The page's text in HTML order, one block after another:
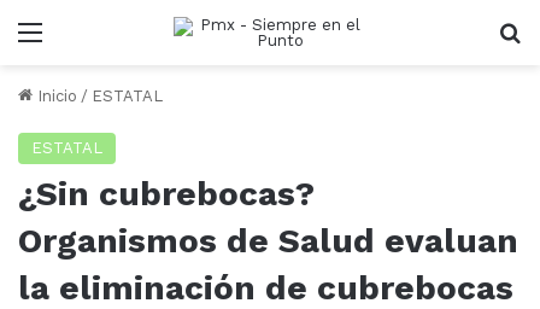
Menu
Inicio / ESTATAL
ESTATAL
¿Sin cubrebocas?
Organismos de Salud evaluan
la eliminación de cubrebocas